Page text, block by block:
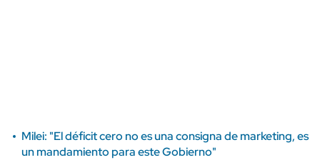
Milei: "El déficit cero no es una consigna de marketing, es
un mandamiento para este Gobierno"